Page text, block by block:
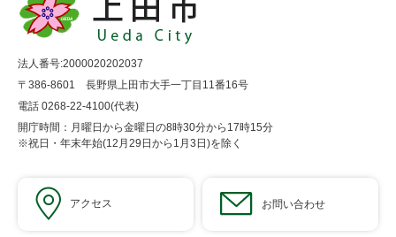
法人番号:2000020202037
〒386-8601 長野県上田市大手一丁目11番16号
電話 0268-22-4100(代表)
開庁時間：月曜日から金曜日の8時30分から17時15分
※祝日・年末年始(12月29日から1月3日)を除く
アクセス お問い合わせ